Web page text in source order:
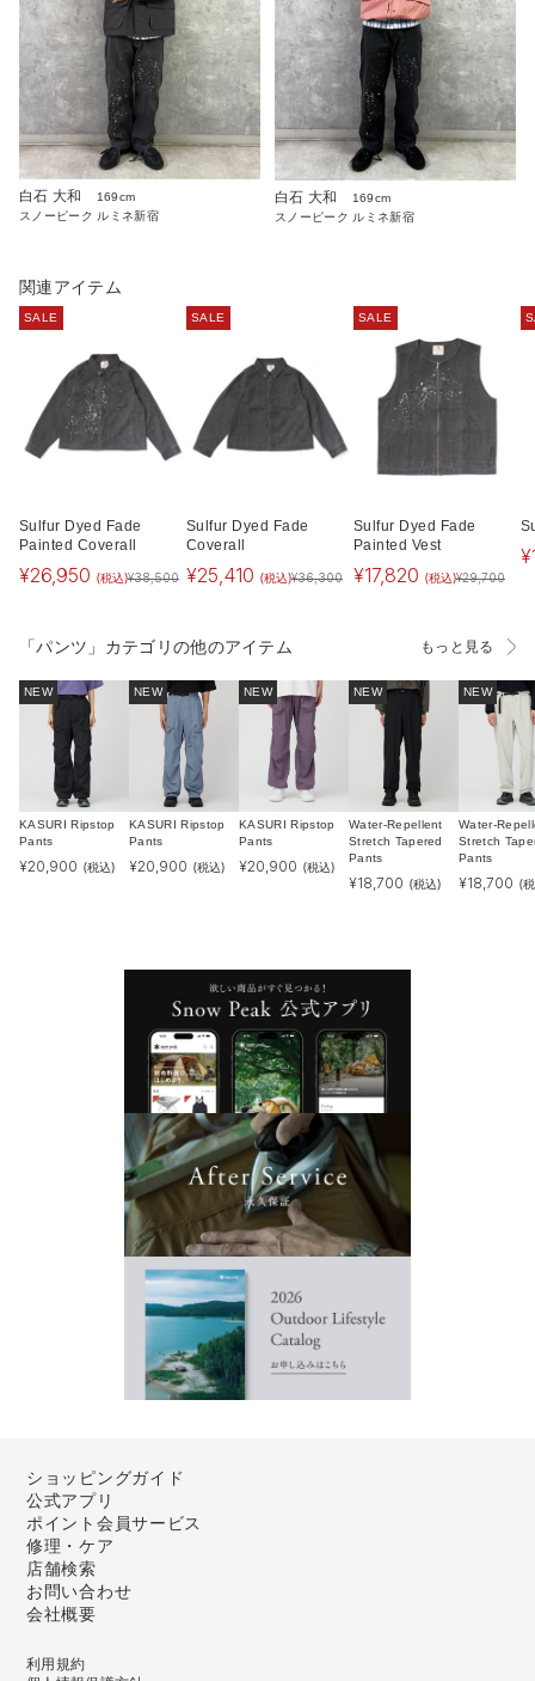
白石 大和
169cm
スノーピーク ルミネ新宿
白石 大和
169cm
スノーピーク ルミネ新宿
関連アイテム
SALE
Sulfur Dyed Fade
Painted Coverall
¥26,950 (税込)¥38,500
SALE
Sulfur Dyed Fade
Coverall
¥25,410 (税込)¥36,300
SALE
Sulfur Dyed Fade
Painted Vest
¥17,820 (税込)¥29,700
¥
「パンツ」カテゴリの他のアイテム もっと見る
NEW
KASURI Ripstop
Pants
¥20,900 (税込)
NEW
KASURI Ripstop
Pants
¥20,900 (税込)
NEW
KASURI Ripstop
Pants
¥20,900 (税込)
NEW
Water-Repellent
Stretch Tapered
Pants
¥18,700 (税込)
NEW
Water-
Stretch
Pants
¥18,700 (
ショッピングガイド
公式アプリ
ポイント会員サービス
修理・ケア
店舗検索
お問い合わせ
会社概要
利用規約